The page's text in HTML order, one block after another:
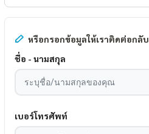
หรือกรอกข้อมูลให้เราติดต่อกลับ
ชื่อ - นามสกุล
เบอร์โทรศัพท์